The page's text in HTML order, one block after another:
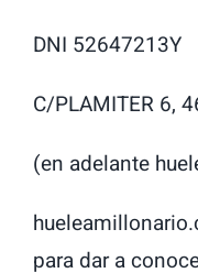
DNI 52647213Y
C/PLAMITER 6,
(en adelante
para dar a